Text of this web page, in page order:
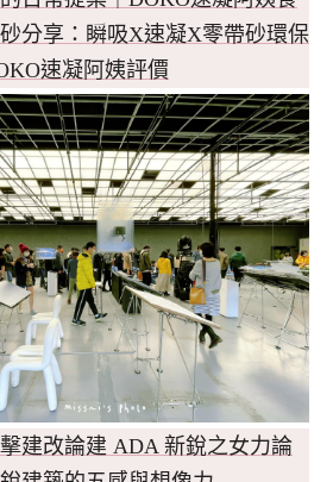
分享：瞬吸X速凝X零帶砂環保
速凝阿姨評價
建改論建 ADA 新銳之女力論